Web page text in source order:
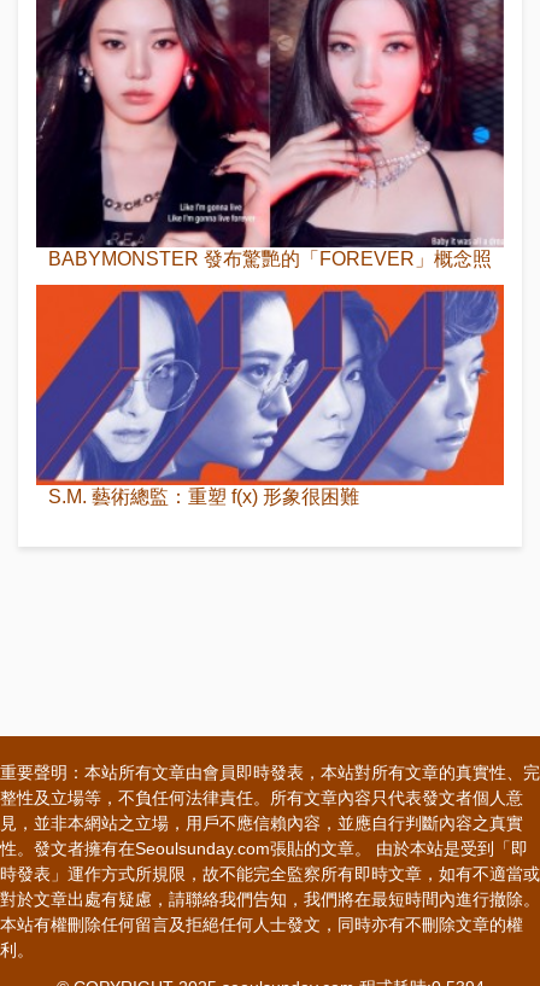
BABYMONSTER 發布驚艷的「FOREVER」概念照
S.M. 藝術總監：重塑 f(x) 形象很困難
重要聲明：本站所有文章由會員即時發表，本站對所有文章的真實性、完
整性及立場等，不負任何法律責任。所有文章內容只代表發文者個人意
見，並非本網站之立場，用戶不應信賴內容，並應自行判斷內容之真實
性。發文者擁有在Seoulsunday.com張貼的文章。 由於本站是受到「即
時發表」運作方式所規限，故不能完全監察所有即時文章，如有不適當或
對於文章出處有疑慮，請聯絡我們告知，我們將在最短時間內進行撤除。
本站有權刪除任何留言及拒絕任何人士發文，同時亦有不刪除文章的權
利。